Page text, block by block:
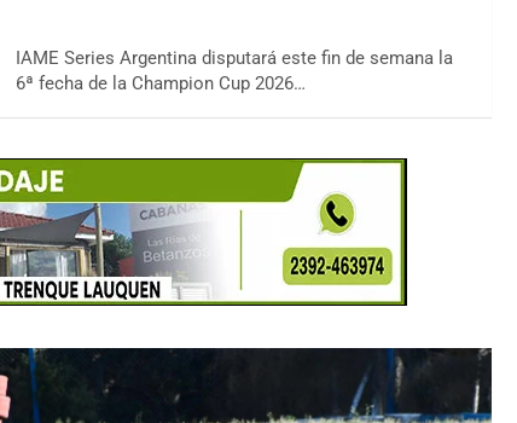
IAME Series Argentina disputará este fin de semana la
6ª fecha de la Champion Cup 2026…